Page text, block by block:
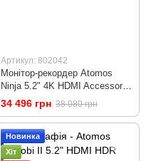
Артикул: 802042
Монітор-рекордер Atomos
Ninja 5.2" 4K HDMI Accessory
Kit
34 496 грн 38 080 грн
Новинка
Хіт